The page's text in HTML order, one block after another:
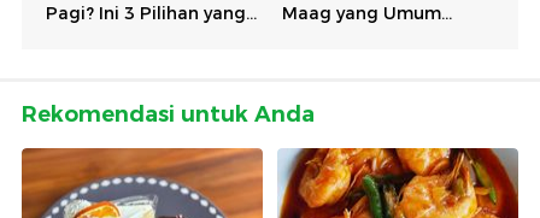
Rekomendasi untuk Anda